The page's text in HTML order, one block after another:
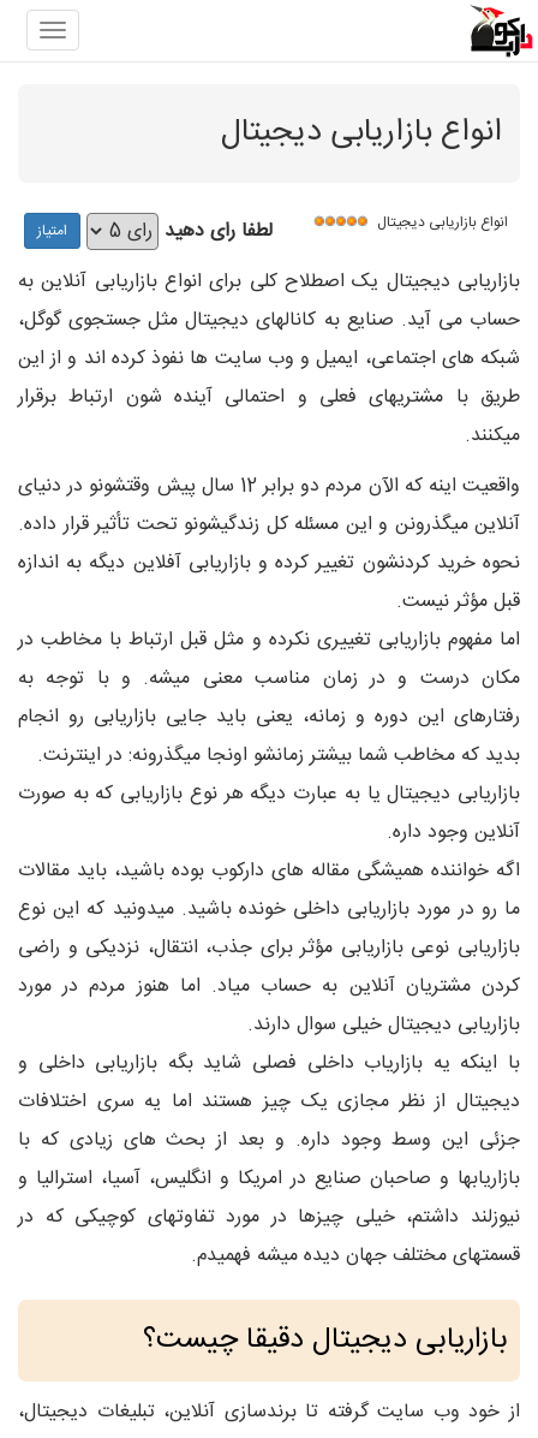
انواع بازاریابی دیجیتال
انواع بازاریابی دیجیتال
لطفا رای دهید
بازاریابی دیجیتال یک اصطلاح کلی برای انواع بازاریابی آنلاین به
حساب می آید. صنایع به کانالهای دیجیتال مثل جستجوی گوگل،
شبکه های اجتماعی، ایمیل و وب سایت ها نفوذ کرده اند و از این
طریق با مشتریهای فعلی و احتمالی آینده شون ارتباط برقرار
میکنند.
واقعیت اینه که الآن مردم دو برابر 12 سال پیش وقتشونو در دنیای
آنلاین میگذرونن و این مسئله کل زندگیشونو تحت تأثیر قرار داده.
نحوه خرید کردنشون تغییر کرده و بازاریابی آفلاین دیگه به اندازه
قبل مؤثر نیست.
اما مفهوم بازاریابی تغییری نکرده و مثل قبل ارتباط با مخاطب در
مکان درست و در زمان مناسب معنی میشه. و با توجه به
رفتارهای این دوره و زمانه، یعنی باید جایی بازاریابی رو انجام
بدید که مخاطب شما بیشتر زمانشو اونجا میگذرونه: در اینترنت.
بازاریابی دیجیتال یا به عبارت دیگه هر نوع بازاریابی که به صورت
آنلاین وجود داره.
اگه خواننده همیشگی مقاله های دارکوب بوده باشید، باید مقالات
ما رو در مورد بازاریابی داخلی خونده باشید. میدونید که این نوع
بازاریابی نوعی بازاریابی مؤثر برای جذب، انتقال، نزدیکی و راضی
کردن مشتریان آنلاین به حساب میاد. اما هنوز مردم در مورد
بازاریابی دیجیتال خیلی سوال دارند.
با اینکه یه بازاریاب داخلی فصلی شاید بگه بازاریابی داخلی و
دیجیتال از نظر مجازی یک چیز هستند اما یه سری اختلافات
جزئی این وسط وجود داره. و بعد از بحث های زیادی که با
بازاریابها و صاحبان صنایع در امریکا و انگلیس، آسیا، استرالیا و
نیوزلند داشتم، خیلی چیزها در مورد تفاوتهای کوچیکی که در
قسمتهای مختلف جهان دیده میشه فهمیدم.
بازاریابی دیجیتال دقیقا چیست؟
از خود وب سایت گرفته تا برندسازی آنلاین، تبلیغات دیجیتال،